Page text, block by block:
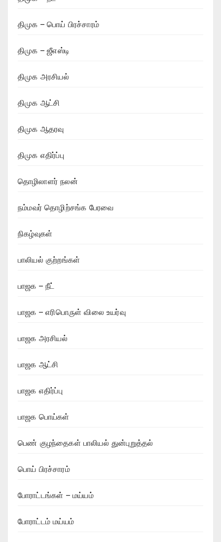
திமுக – பொய் பிரச்சாரம்
திமுக – ஜீஎஸ்டி
திமுக அரசியல்
திமுக ஆட்சி
திமுக ஆதரவு
திமுக எதிர்ப்பு
தொழிலாளர் நலன்
நம்மவர் தொழிற்சங்க பேரவை
நிகழ்வுகள்
பாலியல் குற்றங்கள்
பாஜக – நீட்
பாஜக – எரிபொருள் விலை உயர்வு
பாஜக அரசியல்
பாஜக ஆட்சி
பாஜக எதிர்ப்பு
பாஜக பொய்கள்
பெண் குழந்தைகள் பாலியல் துன்புறுத்தல்
பொய் பிரச்சாரம்
போராட்டங்கள் – மய்யம்
போராட்டம் மய்யம்